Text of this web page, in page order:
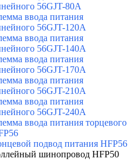
56GJT-80A
ввода питания
56GJT-120A
ввода питания
56GJT-140A
ввода питания
56GJT-170A
ввода питания
56GJT-210A
ввода питания
56GJT-240A
ввода питания торцевого
подвод питания HFP56
шинопровод HFP50